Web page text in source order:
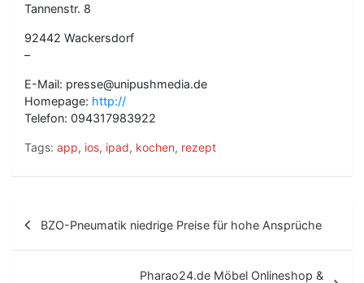
Tannenstr. 8
92442 Wackersdorf
–
E-Mail: presse@unipushmedia.de
Homepage: http://
Telefon: 094317983922
Tags: app, ios, ipad, kochen, rezept
BZO-Pneumatik niedrige Preise für hohe Ansprüche
Pharao24.de Möbel Onlineshop &